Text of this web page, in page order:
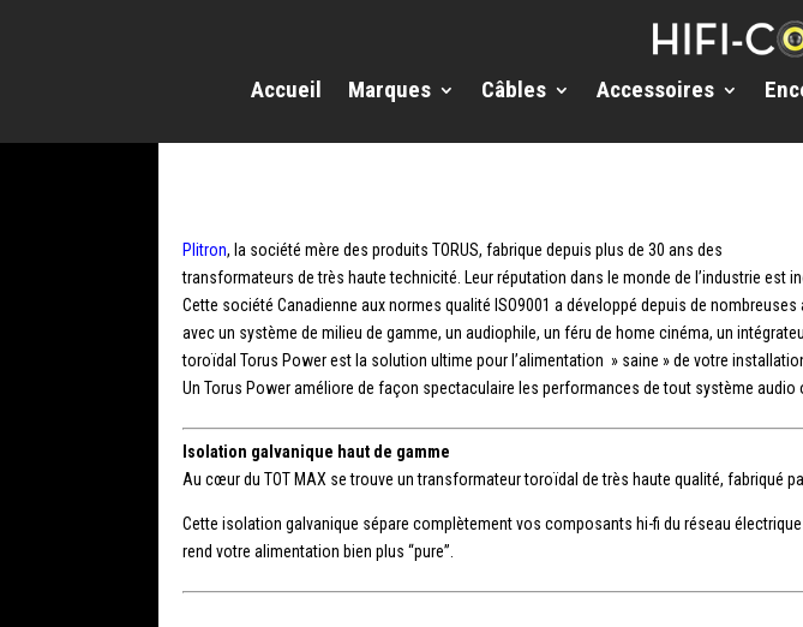
Accueil Marques Câbles Accessoires
Plitron, la société mère des produits TORUS, fabrique depuis plus de 30 ans des
transformateurs de très haute technicité. Leur réputation dans le monde de l’industrie est
Cette société Canadienne aux normes qualité ISO9001 a développé depuis de
avec un système de milieu de gamme, un audiophile, un féru de home cinéma, un
toroïdal Torus Power est la solution ultime pour l’alimentation » saine » de votre
Un Torus Power améliore de façon spectaculaire les performances de tout système audio
Isolation galvanique haut de gamme
Au cœur du TOT MAX se trouve un transformateur toroïdal de très haute qualité, fabriqué
Cette isolation galvanique sépare complètement vos composants hi-fi du réseau
rend votre alimentation bien plus “pure”.